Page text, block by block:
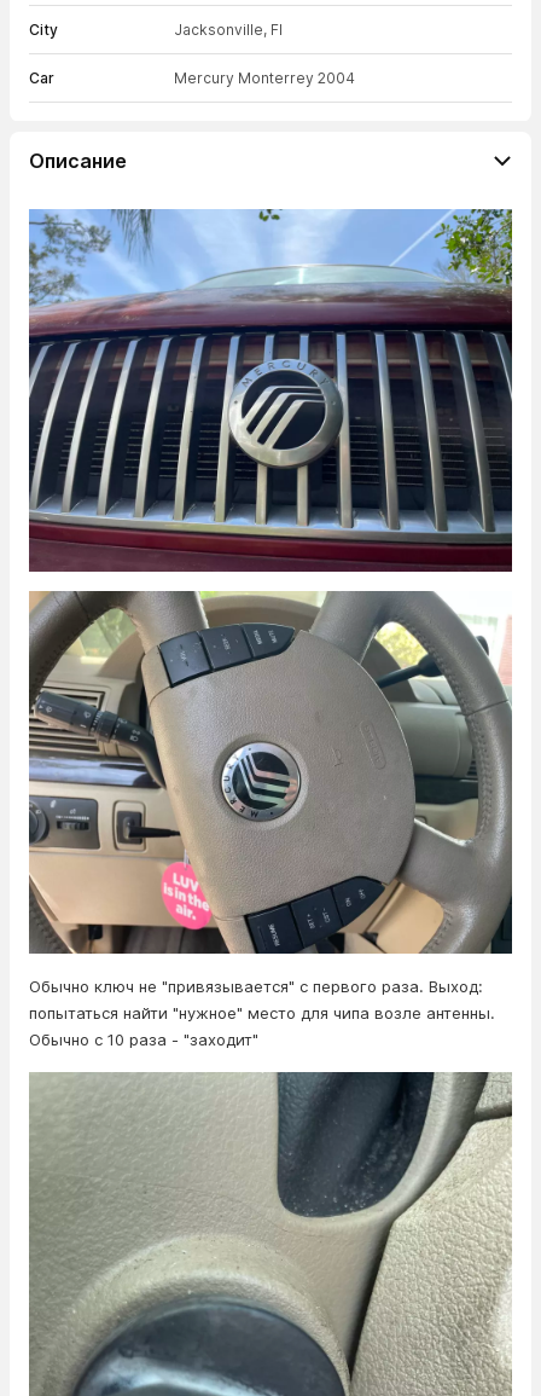
City Jacksonville, Fl
Car Mercury Monterrey 2004
Описание
Обычно ключ не "привязывается" с первого раза. Выход:
попытаться найти "нужное" место для чипа возле антенны.
Обычно с 10 раза - "заходит"